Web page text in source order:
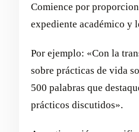
Comience por
expediente académico y
Por ejemplo: «Con la
sobre prácticas de vida
500 palabras que
prácticos discutidos».